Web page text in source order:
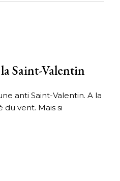
Saint-Valentin
anti Saint-Valentin. A la
du vent. Mais si